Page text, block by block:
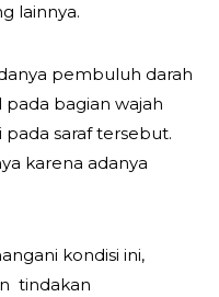
lainnya.
pembuluh darah
bagian wajah
saraf tersebut.
karena adanya
kondisi ini,
tindakan